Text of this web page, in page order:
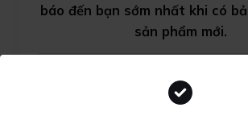
báo đến bạn sớm nhất khi có
sản phẩm mới.